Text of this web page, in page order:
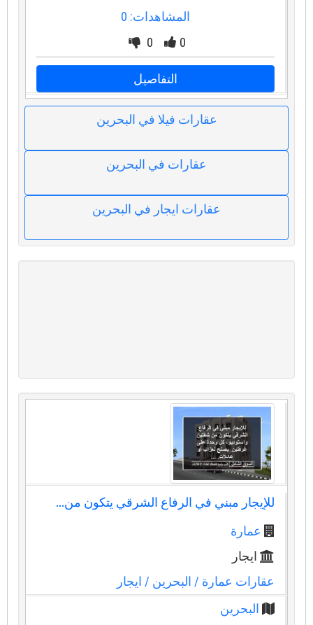
المشاهدات: 0
0
0
التفاصيل
عقارات فيلا في البحرين
عقارات في البحرين
عقارات ايجار في البحرين
للإيجار مبني في الرفاع الشرقي يتكون من...
عمارة
ايجار
عقارات عمارة/ البحرين/ ايجار
البحرين